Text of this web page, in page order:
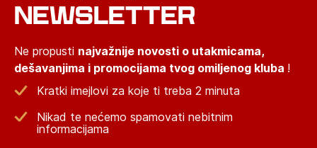
NEWSLETTER
Ne propusti najvažnije novosti o utakmicama,
dešavanjima i promocijama tvog omiljenog kluba !
Kratki imejlovi za koje ti treba 2 minuta
Nikad te nećemo spamovati nebitnim
informacijama